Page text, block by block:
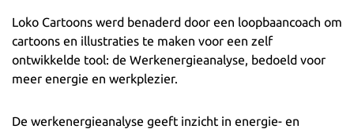
Loko Cartoons werd benaderd door een loopbaancoach om
cartoons en illustraties te maken voor een zelf
ontwikkelde tool: de Werkenergieanalyse, bedoeld voor
meer energie en werkplezier.
De werkenergieanalyse geeft inzicht in energie- en